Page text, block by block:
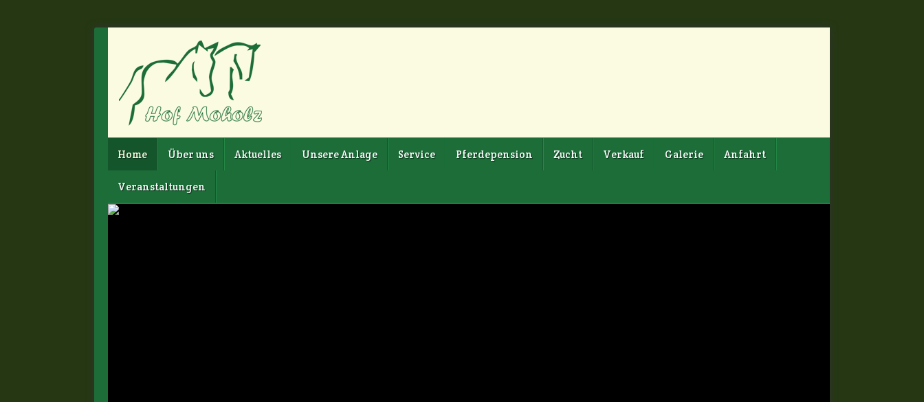
Home Über uns Aktuelles Unsere Anlage Service Pferdepension Zucht Verkauf Galerie Anfahrt
Veranstaltungen